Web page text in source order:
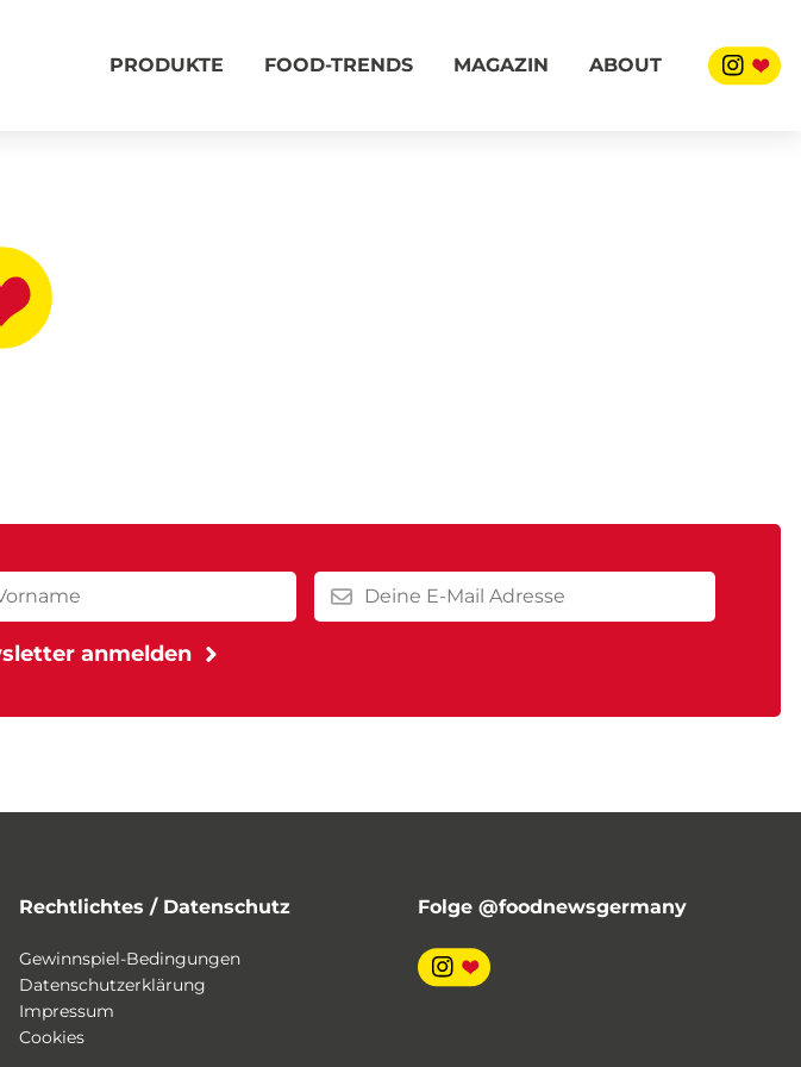
PRODUKTE FOOD-TRENDS MAGAZIN ABOUT
Rechtlichtes / Datenschutz
Gewinnspiel-Bedingungen
Datenschutzerklärung
Impressum
Cookies
Folge @foodnewsgermany